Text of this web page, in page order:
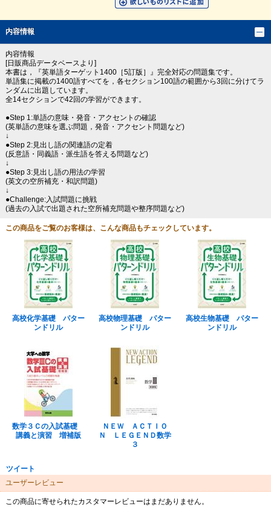
内容情報
内容情報
[日販商品データベースより]
本書は，『英単語ターゲット1400［5訂版］』完全対応の問題集です。
単語集に掲載の1400語すべてを，各セクション100語の範囲から3回に分けてラ
ンダムに出題しています。
全14セクションで42回の学習ができます。
●Step 1:単語の意味・発音・アクセントの確認
(英単語の意味を選ぶ問題，発音・アクセント問題など)
↓
●Step 2:見出し語の関連語の定着
(反意語・同義語・派生語を答える問題など)
↓
●Step 3:見出し語の用法の学習
(英文の空所補充・和訳問題)
↓
●Challenge:入試問題に挑戦
(過去の入試で出題された空所補充問題や整序問題など)
この商品をご覧のお客様は、こんな商品もチェックしています。
高校化学基礎 パター
ンドリル
高校物理基礎 パター
ンドリル
高校生物基礎 パター
ンドリル
数学３Ｃの入試基礎
講義と演習 増補版
ＮＥＷ ＡＣＴＩＯ
Ｎ ＬＥＧＥＮＤ数学
３
ツイート
ユーザーレビュー
この商品に寄せられたカスタマーレビューはまだありません。